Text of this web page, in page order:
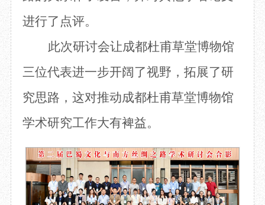
进行了点评。
此次研讨会让成都杜甫草堂博物馆
三位代表进一步开阔了视野，拓展了研
究思路，这对推动成都杜甫草堂博物馆
学术研究工作大有裨益。